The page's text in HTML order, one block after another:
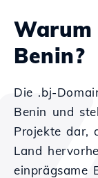
Warum
Benin?
Die .bj-
Benin und
Projekte dar,
Land
einprägsame